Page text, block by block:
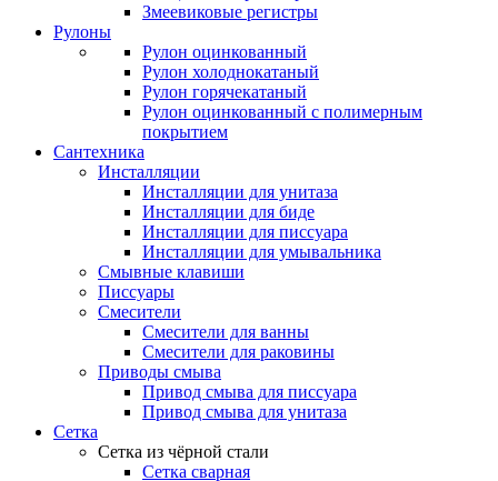
Змеевиковые регистры
Рулоны
Рулон оцинкованный
Рулон холоднокатаный
Рулон горячекатаный
Рулон оцинкованный с полимерным
покрытием
Сантехника
Инсталляции
Инсталляции для унитаза
Инсталляции для биде
Инсталляции для писсуара
Инсталляции для умывальника
Смывные клавиши
Писсуары
Смесители
Смесители для ванны
Смесители для раковины
Приводы смыва
Привод смыва для писсуара
Привод смыва для унитаза
Сетка
Сетка из чёрной стали
Сетка сварная